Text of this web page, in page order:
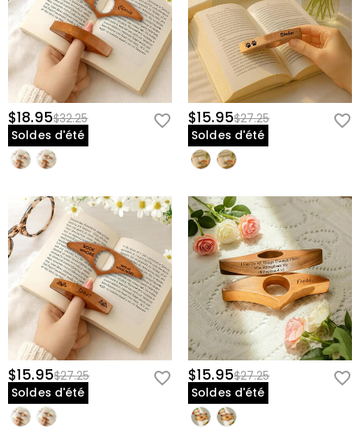
$18.95$32.25
Soldes d'été
$15.95$27.25
Soldes d'été
$15.95$27.25
Soldes d'été
$15.95$27.25
Soldes d'été